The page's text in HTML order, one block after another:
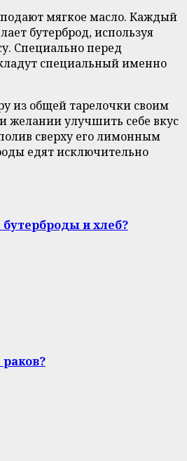
мягкое масло. Каждый
бутерброд, используя
Специально перед
специальный именно
из общей тарелочки своим
желании улучшить себе вкус
сверху его лимонным
едят исключительно
и хлеб?